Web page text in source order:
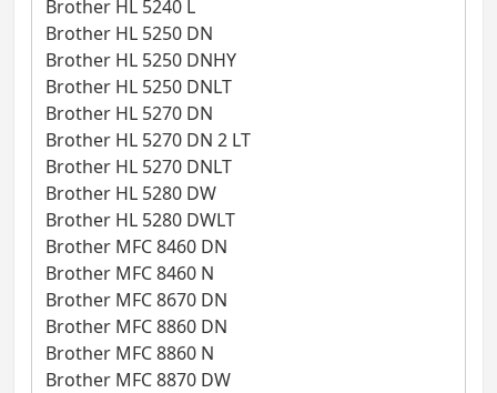
Brother HL 5240 L
Brother HL 5250 DN
Brother HL 5250 DNHY
Brother HL 5250 DNLT
Brother HL 5270 DN
Brother HL 5270 DN 2 LT
Brother HL 5270 DNLT
Brother HL 5280 DW
Brother HL 5280 DWLT
Brother MFC 8460 DN
Brother MFC 8460 N
Brother MFC 8670 DN
Brother MFC 8860 DN
Brother MFC 8860 N
Brother MFC 8870 DW